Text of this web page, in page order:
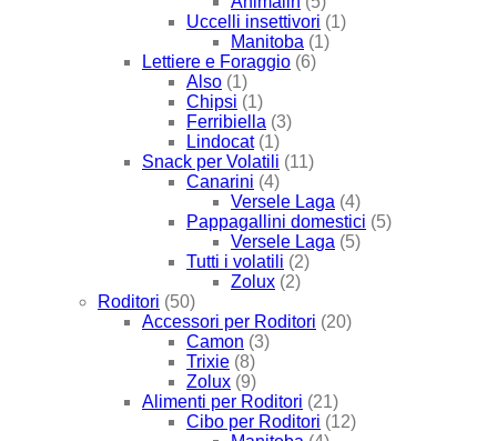
Uccelli insettivori (1)
Manitoba (1)
Lettiere e Foraggio (6)
Also (1)
Chipsi (1)
Ferribiella (3)
Lindocat (1)
Snack per Volatili (11)
Canarini (4)
Versele Laga (4)
Pappagallini domestici (5)
Versele Laga (5)
Tutti i volatili (2)
Zolux (2)
Roditori (50)
Accessori per Roditori (20)
Camon (3)
Trixie (8)
Zolux (9)
Alimenti per Roditori (21)
Cibo per Roditori (12)